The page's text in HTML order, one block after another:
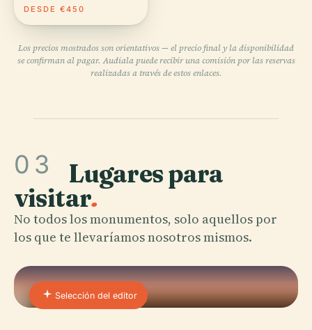
DESDE €450
Los precios mostrados son orientativos — el precio final y la disponibilidad
se confirman al pagar. Audiala puede recibir una comisión por las reservas
realizadas a través de estos enlaces.
03 Lugares para
visitar.
No todos los monumentos, solo aquellos por
los que te llevaríamos nosotros mismos.
Selección del editor